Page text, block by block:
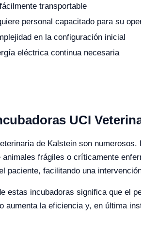
transportable
personal capacitado para su
en la configuración inicial
eléctrica continua necesaria
UCI
de Kalstein son
frágiles o críticamente
paciente, facilitando una
estas incubadoras significa que el
aumenta la eficiencia y, en última